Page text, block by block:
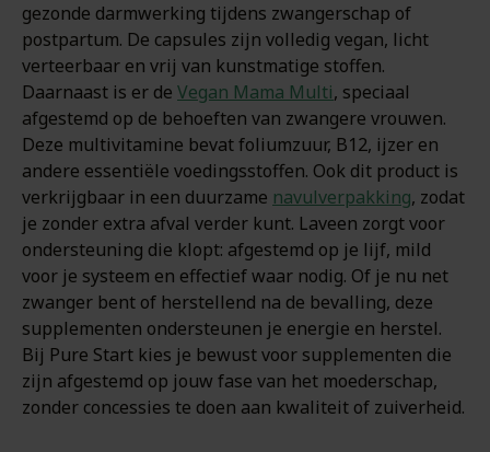
gezonde darmwerking tijdens zwangerschap of
postpartum. De capsules zijn volledig vegan, licht
verteerbaar en vrij van kunstmatige stoffen.
Daarnaast is er de Vegan Mama Multi, speciaal
afgestemd op de behoeften van zwangere vrouwen.
Deze multivitamine bevat foliumzuur, B12, ijzer en
andere essentiële voedingsstoffen. Ook dit product is
verkrijgbaar in een duurzame navulverpakking, zodat
je zonder extra afval verder kunt. Laveen zorgt voor
ondersteuning die klopt: afgestemd op je lijf, mild
voor je systeem en effectief waar nodig. Of je nu net
zwanger bent of herstellend na de bevalling, deze
supplementen ondersteunen je energie en herstel.
Bij Pure Start kies je bewust voor supplementen die
zijn afgestemd op jouw fase van het moederschap,
zonder concessies te doen aan kwaliteit of zuiverheid.